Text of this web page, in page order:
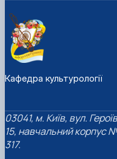
Кафедра культурології
03041, м. Київ, вул.
15, навчальний корпус
317.